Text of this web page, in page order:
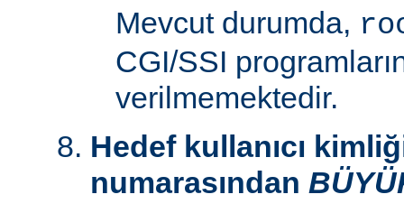
Mevcut durumda,
CGI/SSI
verilmemektedir.
Hedef kullanıcı
numarasından